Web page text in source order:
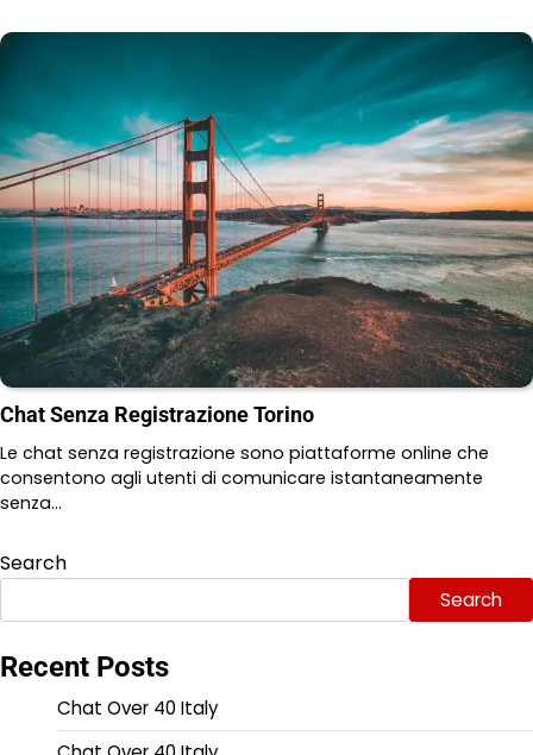
Chat Senza Registrazione Torino
Le chat senza registrazione sono piattaforme online che
consentono agli utenti di comunicare istantaneamente
senza…
Search
Search
Recent Posts
Chat Over 40 Italy